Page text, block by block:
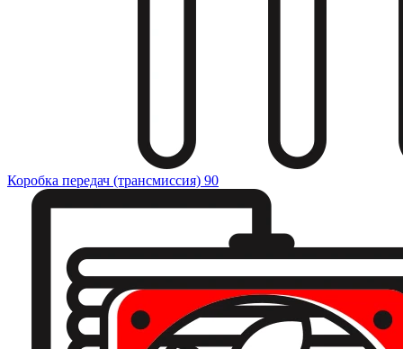
Коробка передач (трансмиссия) 90